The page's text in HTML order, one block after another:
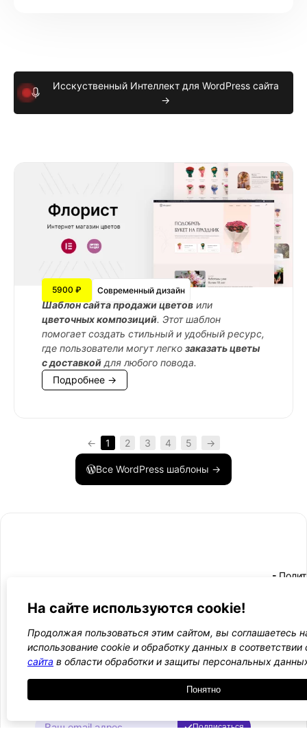
Исскуственный Интеллект для WordPress сайта
→
5900 ₽ Современный дизайн
Шаблон сайта продажи цветов или
цветочных композиций. Этот шаблон
помогает создать стильный и удобный ресурс,
где пользователи могут легко заказать цветы
с доставкой для любого повода.
Подробнее →
← 1 2 3 4 5 →
Все WordPress шаблоны →
Ещё один сайт на WordPress 💛
2021 — 2026 - Обратная связь
-
-
-
оферта
Курсы, инструкции и новости WordPress
Подписаться
На сайте используются cookie!
Продолжая пользоваться этим сайтом, вы соглашаетесь
использование cookie и обработку данных в соответствии
сайта в области обработки и защиты персональных
Понятно